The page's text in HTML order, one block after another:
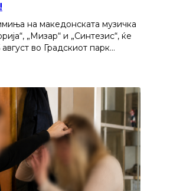
на македонската музичка
„Мизар“ и „Синтезис“, ќе
август во Градскиот парк…